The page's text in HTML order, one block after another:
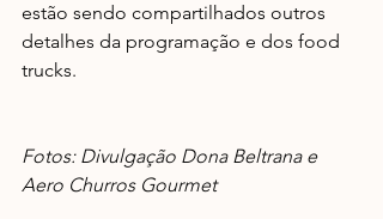
estão sendo compartilhados outros
detalhes da programação e dos food
trucks.
Fotos: Divulgação Dona Beltrana e
Aero Churros Gourmet